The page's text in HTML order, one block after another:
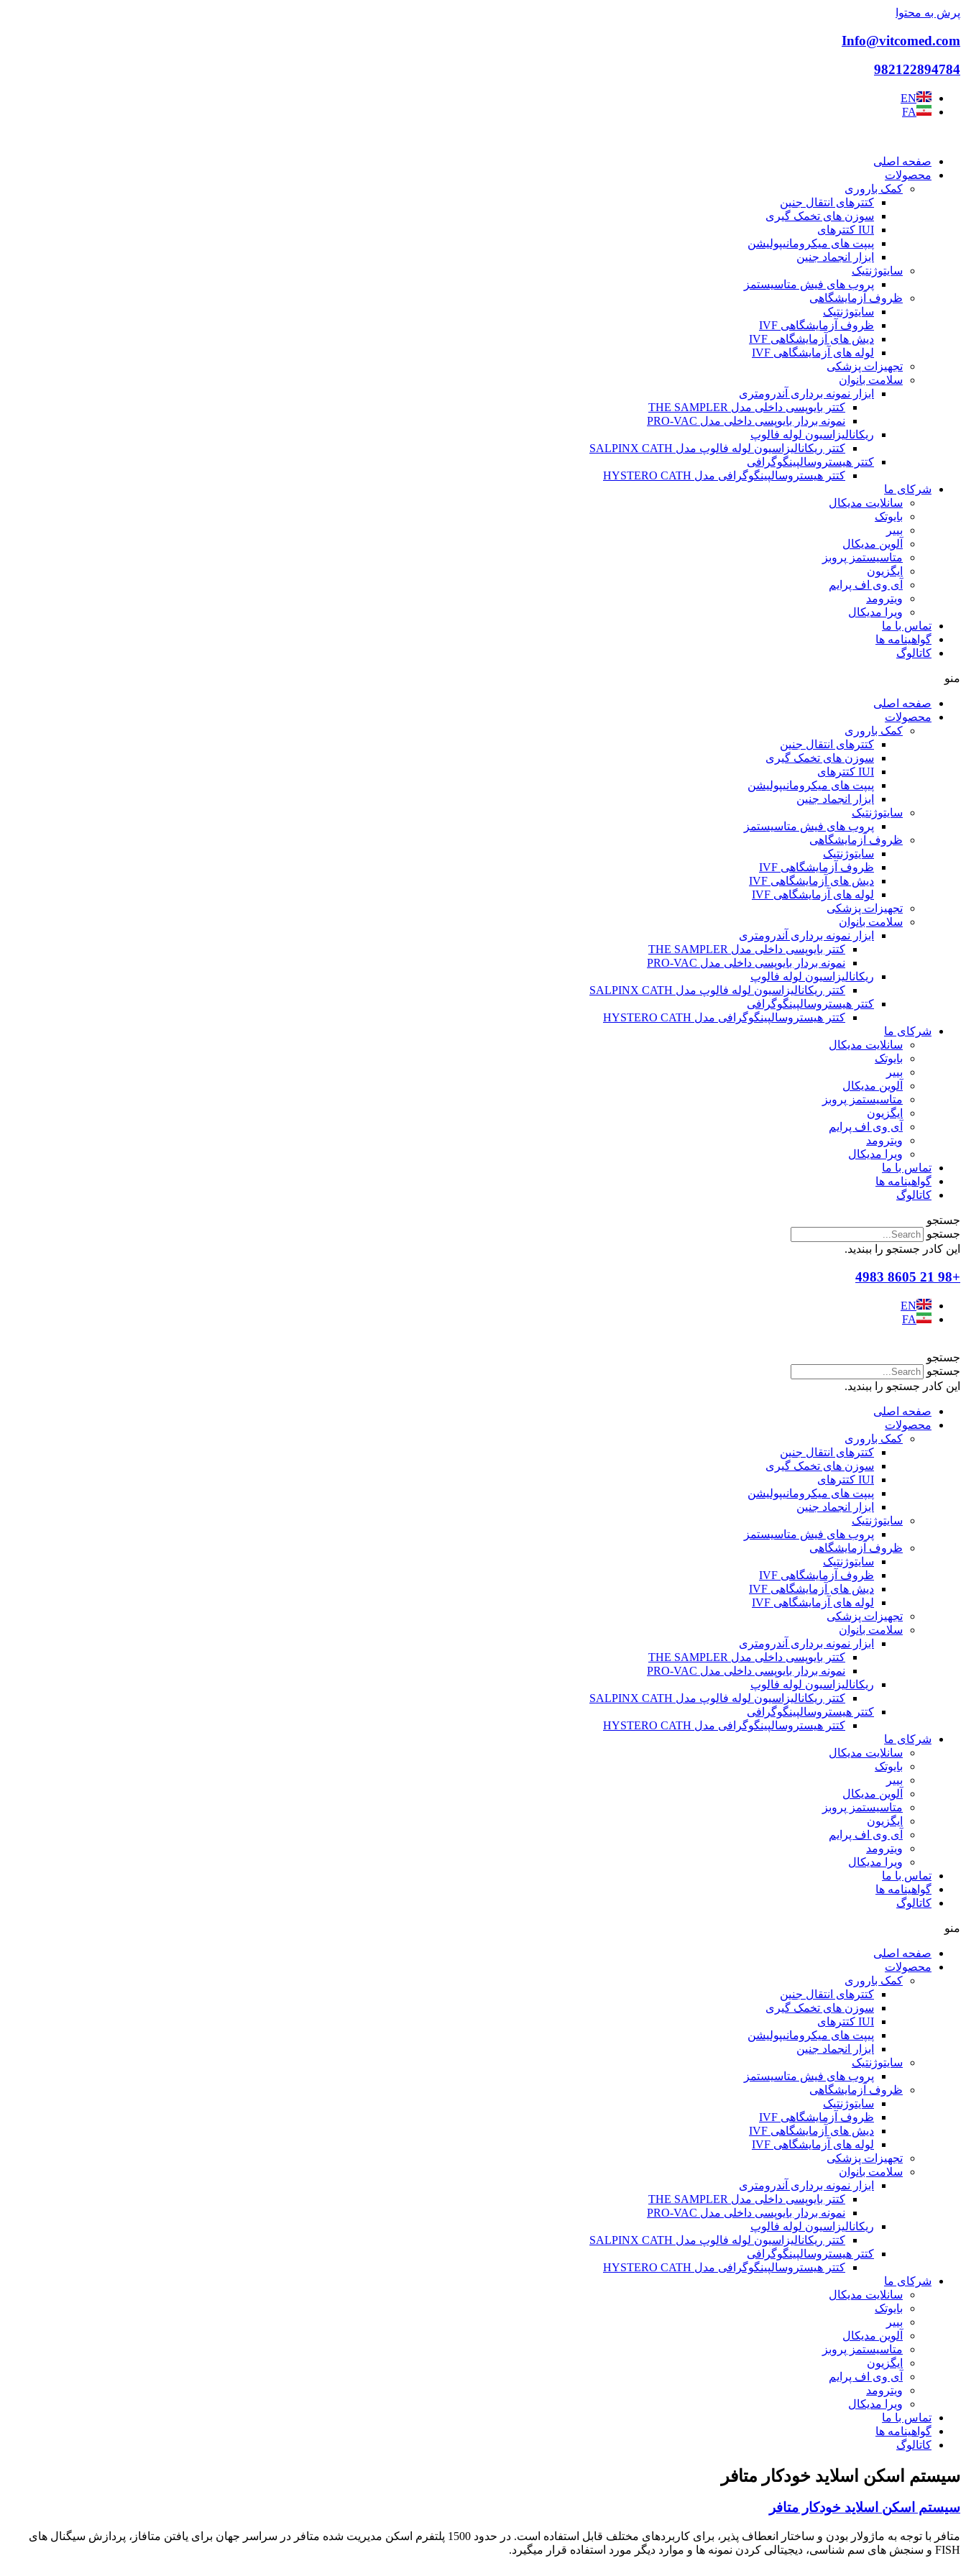
پرش به محتوا
Info@vitcomed.com
982122894784
EN
FA
صفحه اصلی
محصولات
کمک باروری
کتترهای انتقال جنین
سوزن های تخمک گیری
IUI کتترهای
پیپت های میکرومانیپولیشن
ابزار انجماد جنین
سایتوژنتیک
پروب های فیش متاسیستمز
ظروف آزمایشگاهی
سایتوژنتیک
ظروف آزمایشگاهی IVF
دیش های آزمایشگاهی IVF
لوله های آزمایشگاهی IVF
تجهیزات پزشکی
سلامت بانوان
ابزار نمونه برداری آندرومتری
کتتر بایوپسی داخلی مدل THE SAMPLER
نمونه بردار بایوپسی داخلی مدل PRO-VAC
ریکانالیزاسیون لوله فالوپ
کتتر ریکانالیزاسیون لوله فالوپ مدل SALPINX CATH
کتتر هیستروسالپینگوگرافی
کتتر هیستروسالپینگوگرافی مدل HYSTERO CATH
شرکای ما
سانلایت مدیکال
بایوتک
بییر
آلوین مدیکال
متاسیستمز پروبز
ایگزیون
آی وی اف پرایم
ویترومد
ویرا مدیکال
تماس با ما
گواهینامه ها
کاتالوگ
منو
صفحه اصلی
محصولات
کمک باروری
کتترهای انتقال جنین
سوزن های تخمک گیری
IUI کتترهای
پیپت های میکرومانیپولیشن
ابزار انجماد جنین
سایتوژنتیک
پروب های فیش متاسیستمز
ظروف آزمایشگاهی
سایتوژنتیک
ظروف آزمایشگاهی IVF
دیش های آزمایشگاهی IVF
لوله های آزمایشگاهی IVF
تجهیزات پزشکی
سلامت بانوان
ابزار نمونه برداری آندرومتری
کتتر بایوپسی داخلی مدل THE SAMPLER
نمونه بردار بایوپسی داخلی مدل PRO-VAC
ریکانالیزاسیون لوله فالوپ
کتتر ریکانالیزاسیون لوله فالوپ مدل SALPINX CATH
کتتر هیستروسالپینگوگرافی
کتتر هیستروسالپینگوگرافی مدل HYSTERO CATH
شرکای ما
سانلایت مدیکال
بایوتک
بییر
آلوین مدیکال
متاسیستمز پروبز
ایگزیون
آی وی اف پرایم
ویترومد
ویرا مدیکال
تماس با ما
گواهینامه ها
کاتالوگ
جستجو
جستجو
این کادر جستجو را ببندید.
+98 21 8605 4983
EN
FA
جستجو
جستجو
این کادر جستجو را ببندید.
صفحه اصلی
محصولات
کمک باروری
کتترهای انتقال جنین
سوزن های تخمک گیری
IUI کتترهای
پیپت های میکرومانیپولیشن
ابزار انجماد جنین
سایتوژنتیک
پروب های فیش متاسیستمز
ظروف آزمایشگاهی
سایتوژنتیک
ظروف آزمایشگاهی IVF
دیش های آزمایشگاهی IVF
لوله های آزمایشگاهی IVF
تجهیزات پزشکی
سلامت بانوان
ابزار نمونه برداری آندرومتری
کتتر بایوپسی داخلی مدل THE SAMPLER
نمونه بردار بایوپسی داخلی مدل PRO-VAC
ریکانالیزاسیون لوله فالوپ
کتتر ریکانالیزاسیون لوله فالوپ مدل SALPINX CATH
کتتر هیستروسالپینگوگرافی
کتتر هیستروسالپینگوگرافی مدل HYSTERO CATH
شرکای ما
سانلایت مدیکال
بایوتک
بییر
آلوین مدیکال
متاسیستمز پروبز
ایگزیون
آی وی اف پرایم
ویترومد
ویرا مدیکال
تماس با ما
گواهینامه ها
کاتالوگ
منو
صفحه اصلی
محصولات
کمک باروری
کتترهای انتقال جنین
سوزن های تخمک گیری
IUI کتترهای
پیپت های میکرومانیپولیشن
ابزار انجماد جنین
سایتوژنتیک
پروب های فیش متاسیستمز
ظروف آزمایشگاهی
سایتوژنتیک
ظروف آزمایشگاهی IVF
دیش های آزمایشگاهی IVF
لوله های آزمایشگاهی IVF
تجهیزات پزشکی
سلامت بانوان
ابزار نمونه برداری آندرومتری
کتتر بایوپسی داخلی مدل THE SAMPLER
نمونه بردار بایوپسی داخلی مدل PRO-VAC
ریکانالیزاسیون لوله فالوپ
کتتر ریکانالیزاسیون لوله فالوپ مدل SALPINX CATH
کتتر هیستروسالپینگوگرافی
کتتر هیستروسالپینگوگرافی مدل HYSTERO CATH
شرکای ما
سانلایت مدیکال
بایوتک
بییر
آلوین مدیکال
متاسیستمز پروبز
ایگزیون
آی وی اف پرایم
ویترومد
ویرا مدیکال
تماس با ما
گواهینامه ها
کاتالوگ
سیستم اسکن اسلاید خودکار متافر
سیستم اسکن اسلاید خودکار متافر
متافر با توجه به ماژولار بودن و ساختار انعطاف پذیر، برای کاربردهای مختلف قابل استفاده است. در
حدود 1500 پلتفرم اسکن مدیریت شده متافر در سراسر جهان برای یافتن متافاز، پردازش سیگنال های
FISH و سنجش های سم شناسی، دیجیتالی کردن نمونه ها و موارد دیگر مورد استفاده قرار میگیرد.